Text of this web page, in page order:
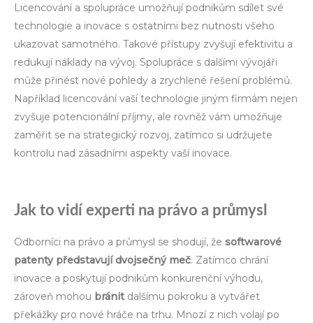
Licencování a spolupráce umožňují podnikům sdílet své
technologie a inovace s ostatními bez nutnosti všeho
ukazovat samotného. Takové přístupy zvyšují efektivitu a
redukují náklady na vývoj. Spolupráce s dalšími vývojáři
může přinést nové pohledy a zrychlené řešení problémů.
Například licencování vaší technologie jiným firmám nejen
zvyšuje potencionální příjmy, ale rovněž vám umožňuje
zaměřit se na strategický rozvoj, zatímco si udržujete
kontrolu nad zásadními aspekty vaší inovace.
Jak to vidí experti na právo a průmysl
Odborníci na právo a průmysl se shodují, že softwarové
patenty představují dvojsečný meč. Zatímco chrání
inovace a poskytují podnikům konkurenční výhodu,
zároveň mohou bránit dalšímu pokroku a vytvářet
překážky pro nové hráče na trhu. Mnozí z nich volají po